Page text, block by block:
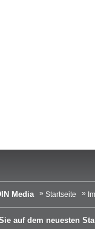
Media Startseite
auf dem neuesten